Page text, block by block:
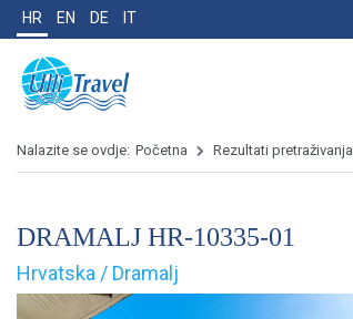
HR EN DE IT
Nalazite se ovdje: Početna Rezultati pretraživanja
DRAMALJ HR-10335-01
Hrvatska / Dramalj